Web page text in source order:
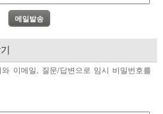
이메일, 질문/답변으로 임시 비밀번호를